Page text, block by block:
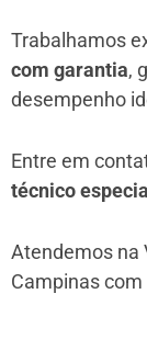
Trabalhamos
com garantia,
desempenho
Entre em
técnico
Atendemos na
Campinascom